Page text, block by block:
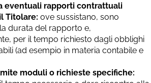
eventuali rapporti contrattuali
Titolare: ove sussistano, sono
durata del rapporto e,
per il tempo richiesto dagli obblighi
(ad esempio in materia contabile e
moduli o richieste specifiche: